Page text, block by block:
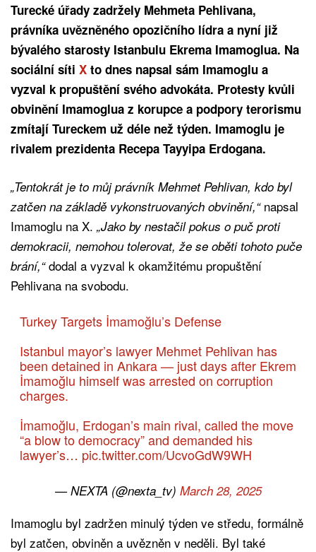
Turecké úřady zadržely Mehmeta Pehlivana,
právníka uvězněného opozičního lídra a nyní již
bývalého starosty Istanbulu Ekrema Imamoglua. Na
sociální síti X to dnes napsal sám Imamoglu a
vyzval k propuštění svého advokáta. Protesty kvůli
obvinění Imamoglua z korupce a podpory terorismu
zmítají Tureckem už déle než týden. Imamoglu je
rivalem prezidenta Recepa Tayyipa Erdogana.
„Tentokrát je to můj právník Mehmet Pehlivan, kdo byl
zatčen na základě vykonstruovaných obvinění,“napsal
Imamoglu na X. „Jako by nestačil pokus o puč proti
demokracii, nemohou tolerovat, že se oběti tohoto puče
brání,“dodal a vyzval k okamžitému propuštění
Pehlivana na svobodu.
Turkey Targets İmamoğlu’s Defense
Istanbul mayor’s lawyer Mehmet Pehlivan has
been detained in Ankara — just days after Ekrem
İmamoğlu himself was arrested on corruption
charges.
İmamoğlu, Erdogan’s main rival, called the move
“a blow to democracy” and demanded his
lawyer’s… pic.twitter.com/UcvoGdW9WH
— NEXTA (@nexta_tv) March 28, 2025
Imamoglu byl zadržen minulý týden ve středu, formálně
byl zatčen, obviněn a uvězněn v neděli. Byl také